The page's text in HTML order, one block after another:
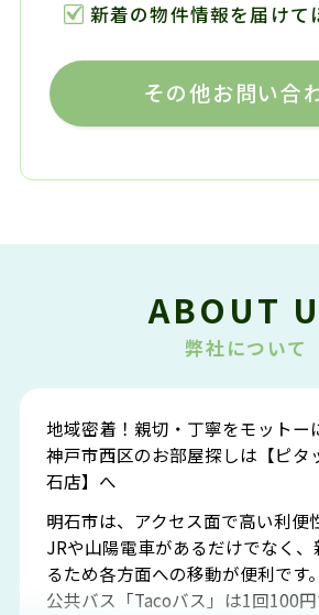
新着の物件情報を届けて
その他お問い合
ABOUT
弊社について
地域密着！親切・丁寧をモットー
神戸市西区のお部屋探しは【ピタ
石店】へ
明石市は、アクセス面で高い利便
JRや山陽電車があるだけでなく
るため各方面への移動が便利です。
公共バス「Tacoバス」は1回100